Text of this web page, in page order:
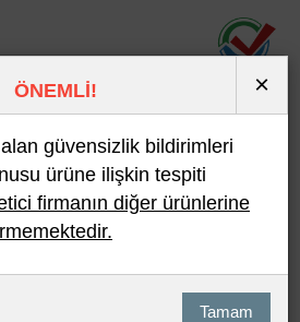
En Çok İncelenen
ÖNEMLİ! ×
güvensizlik bildirimleri
ürüne ilişkin tespiti
firmanın diğer ürünlerine
Tamam